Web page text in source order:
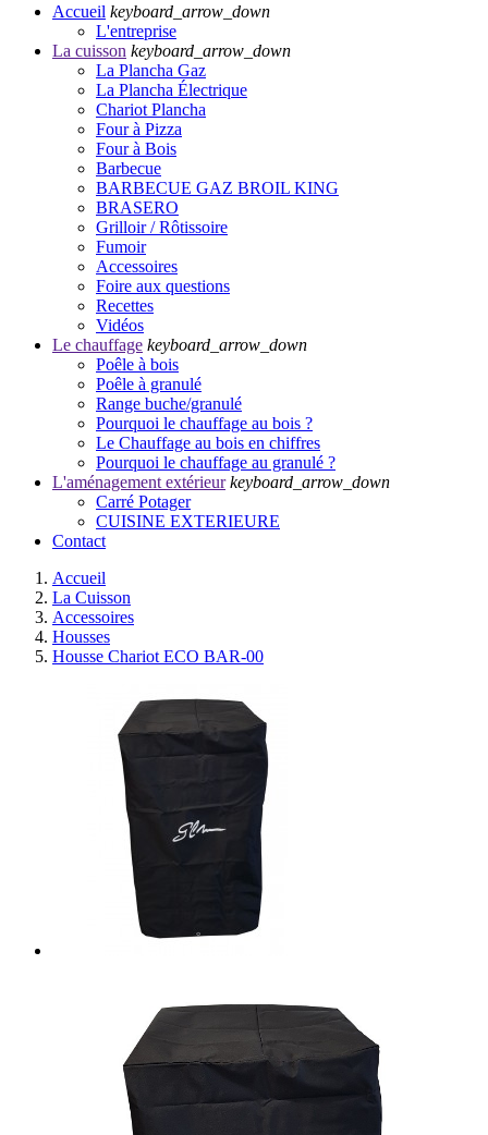
Accueil keyboard_arrow_down
L'entreprise
La cuisson keyboard_arrow_down
La Plancha Gaz
La Plancha Électrique
Chariot Plancha
Four à Pizza
Four à Bois
Barbecue
BARBECUE GAZ BROIL KING
BRASERO
Grilloir / Rôtissoire
Fumoir
Accessoires
Foire aux questions
Recettes
Vidéos
Le chauffage keyboard_arrow_down
Poêle à bois
Poêle à granulé
Range buche/granulé
Pourquoi le chauffage au bois ?
Le Chauffage au bois en chiffres
Pourquoi le chauffage au granulé ?
L'aménagement extérieur keyboard_arrow_down
Carré Potager
CUISINE EXTERIEURE
Contact
Accueil
La Cuisson
Accessoires
Housses
Housse Chariot ECO BAR-00